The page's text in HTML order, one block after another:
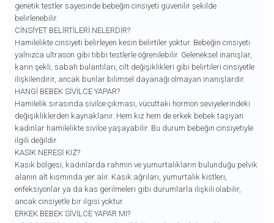
genetik testler sayesinde bebeğin cinsiyeti güvenilir şekilde
belirlenebilir.
CINSIYET BELIRTILERI NELERDIR?
Hamilelikte cinsiyeti belirleyen kesin belirtiler yoktur. Bebeğin cinsiyeti
yalnızca ultrason gibi tıbbi testlerle öğrenilebilir. Geleneksel inanışlar,
karın şekli, sabah bulantıları, cilt değişiklikleri gibi belirtileri cinsiyetle
ilişkilendirir, ancak bunlar bilimsel dayanağı olmayan inanışlardır.
HANGI BEBEK SIVILCE YAPAR?
Hamilelik sırasında sivilce çıkması, vücuttaki hormon seviyelerindeki
değişikliklerden kaynaklanır. Hem kız hem de erkek bebek taşıyan
kadınlar hamilelikte sivilce yaşayabilir. Bu durum bebeğin cinsiyetiyle
ilgili değildir.
KASIK NERESI KIZ?
Kasık bölgesi, kadınlarda rahmin ve yumurtalıkların bulunduğu pelvik
alanın alt kısmında yer alır. Kasık ağrıları, yumurtalık kistleri,
enfeksiyonlar ya da kas gerilmeleri gibi durumlarla ilişkili olabilir,
ancak cinsiyetle bir ilgisi yoktur.
ERKEK BEBEK SIVILCE YAPAR MI?